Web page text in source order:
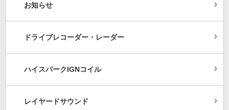
お知らせ
ドライブレコーダー・レーダー
ハイスパークIGNコイル
レイヤードサウンド